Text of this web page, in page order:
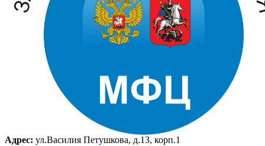
Адрес: ул.Василия Петушкова, д.13, корп.1